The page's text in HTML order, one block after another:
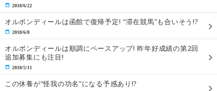
2018/6/22
オルボンディールは函館で復帰予定! “滞在競馬”も合いそう!?
2018/6/8
オルボンディールは順調にペースアップ! 昨年好成績の第2回
追加募集にも注目!
2018/5/11
この休養が“怪我の功名”になる予感あり!?